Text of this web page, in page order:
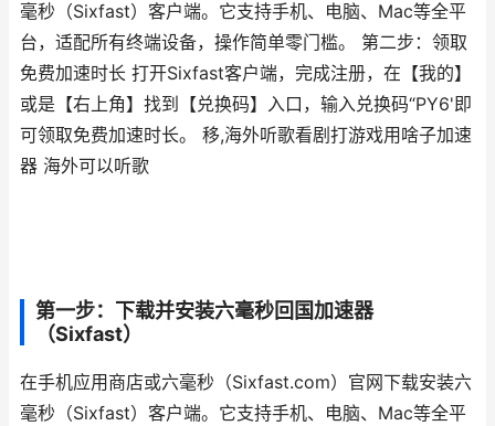
毫秒（Sixfast）客户端。它支持手机、电脑、Mac等全平
台，适配所有终端设备，操作简单零门槛。 第二步：领取
免费加速时长 打开Sixfast客户端，完成注册，在【我的】
或是【右上角】找到【兑换码】入口，输入兑换码“PY6'即
可领取免费加速时长。 移,海外听歌看剧打游戏用啥子加速
器 海外可以听歌
第一步：下载并安装六毫秒回国加速器
（Sixfast）
在手机应用商店或六毫秒（Sixfast.com）官网下载安装六
毫秒（Sixfast）客户端。它支持手机、电脑、Mac等全平